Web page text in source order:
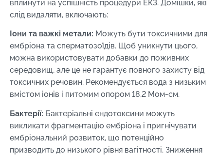
вплинути на успішність процедури ЕКЗ. Домішки, які
слід видаляти, включають:
Іони та важкі метали: Можуть бути токсичними для
ембріона та сперматозоїдів. Щоб уникнути цього,
можна використовувати добавки до поживних
середовищ, але це не гарантує повного захисту від
токсичних речовин. Рекомендується вода з низьким
вмістом іонів і питомим опором 18,2 Мом-см.
Бактерії: Бактеріальні ендотоксини можуть
викликати фрагментацію ембріона і пригнічувати
ембріональний розвиток, що потенційно
призводить до низького рівня вагітності. Зниження